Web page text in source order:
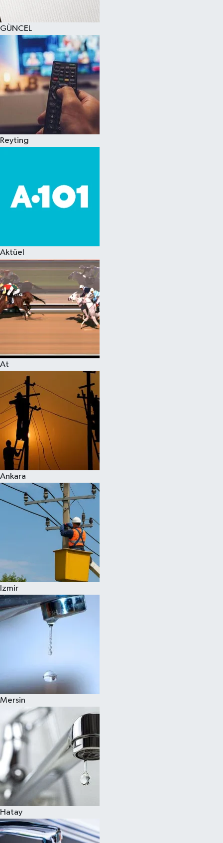
GÜNCEL
Reyting
Aktüel
At
Ankara
Izmir
Mersin
Hatay